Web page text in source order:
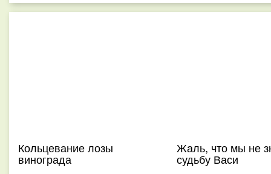
Кольцевание лозы
винограда
Жаль, что мы не
судьбу Васи